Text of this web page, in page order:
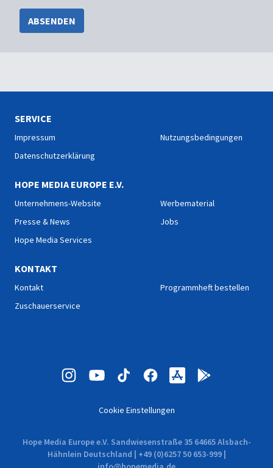
ABSENDEN
SERVICE
Impressum
Datenschutzerklärung
Nutzungsbedingungen
HOPE MEDIA EUROPE E.V.
Unternehmens-Website
Presse & News
Hope Media Services
Werbematerial
Jobs
KONTAKT
Kontakt
Zuschauerservice
Programmheft bestellen
Cookie Einstellungen
Hope Media Europe e.V. Sandwiesenstraße 35 64665 Alsbach-
Hähnlein Deutschland | +49 (0)6257 50 653-999 |